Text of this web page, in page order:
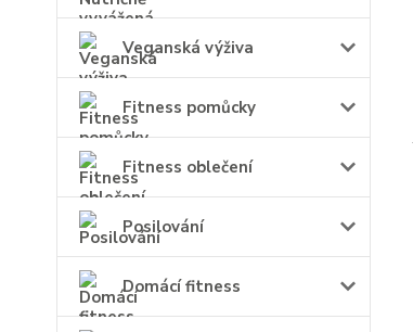
Veganská výživa
Fitness pomůcky
Fitness oblečení
Posilování
Domácí fitness